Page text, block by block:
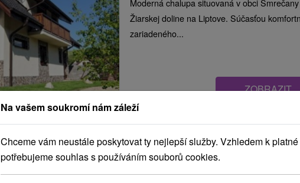
Moderná chalupa situovaná v obci
Žiarskej doline na Liptove. Súčasťou
zariadeného...
ZOBRAZIT
Chalupa a apartmánový domček
Chlievy Smrečany
Na vašem soukromí nám záleží
Chceme vám neustále poskytovat ty nejlepší služby. Vzhledem k
potřebujeme souhlas s používáním souborů cookies.